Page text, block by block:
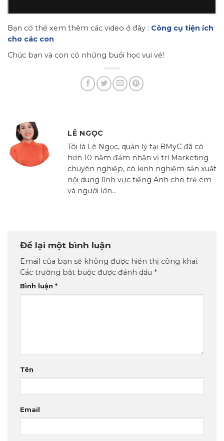
Bạn có thể xem thêm các video ở đây : Công cụ tiện ích
cho các con
Chúc bạn và con có những buổi học vui vẻ!
LÊ NGỌC
Tôi là Lê Ngọc, quản lý tại BMyC đã có
hơn 10 năm đảm nhận vị trí Marketing
chuyên nghiệp, có kinh nghiệm sản xuất
nội dung lĩnh vực tiếng Anh cho trẻ em
và người lớn...
Để lại một bình luận
Email của bạn sẽ không được hiển thị công khai.
Các trường bắt buộc được đánh dấu *
Bình luận *
Tên
Email